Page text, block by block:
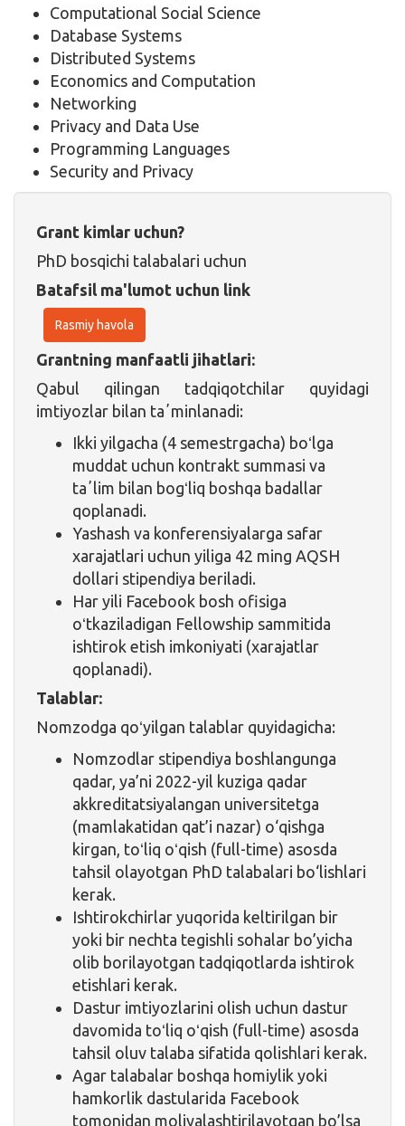
Computational Social Science
Database Systems
Distributed Systems
Economics and Computation
Networking
Privacy and Data Use
Programming Languages
Security and Privacy
Grant kimlar uchun?
PhD bosqichi talabalari uchun
Batafsil ma'lumot uchun link
Rasmiy havola
Grantning manfaatli jihatlari:
Qabul qilingan tadqiqotchilar quyidagi
imtiyozlar bilan taʼminlanadi:
Ikki yilgacha (4 semestrgacha) boʻlga
muddat uchun kontrakt summasi va
taʼlim bilan bogʻliq boshqa badallar
qoplanadi.
Yashash va konferensiyalarga safar
xarajatlari uchun yiliga 42 ming AQSH
dollari stipendiya beriladi.
Har yili Facebook bosh ofisiga
oʻtkaziladigan Fellowship sammitida
ishtirok etish imkoniyati (xarajatlar
qoplanadi).
Talablar:
Nomzodga qoʻyilgan talablar quyidagicha:
Nomzodlar stipendiya boshlangunga
qadar, ya’ni 2022-yil kuziga qadar
akkreditatsiyalangan universitetga
(mamlakatidan qat’i nazar) o‘qishga
kirgan, toʻliq oʻqish (full-time) asosda
tahsil olayotgan PhD talabalari bo‘lishlari
kerak.
Ishtirokchirlar yuqorida keltirilgan bir
yoki bir nechta tegishli sohalar bo’yicha
olib borilayotgan tadqiqotlarda ishtirok
etishlari kerak.
Dastur imtiyozlarini olish uchun dastur
davomida toʻliq oʻqish (full-time) asosda
tahsil oluv talaba sifatida qolishlari kerak.
Agar talabalar boshqa homiylik yoki
hamkorlik dastularida Facebook
tomonidan moliyalashtirilayotgan bo’lsa